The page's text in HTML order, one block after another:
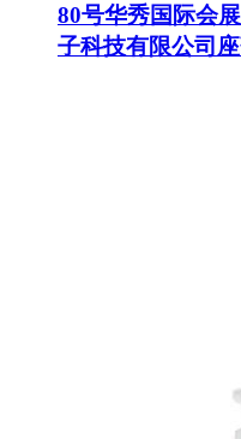
80号华秀国际会
子科技有限公司